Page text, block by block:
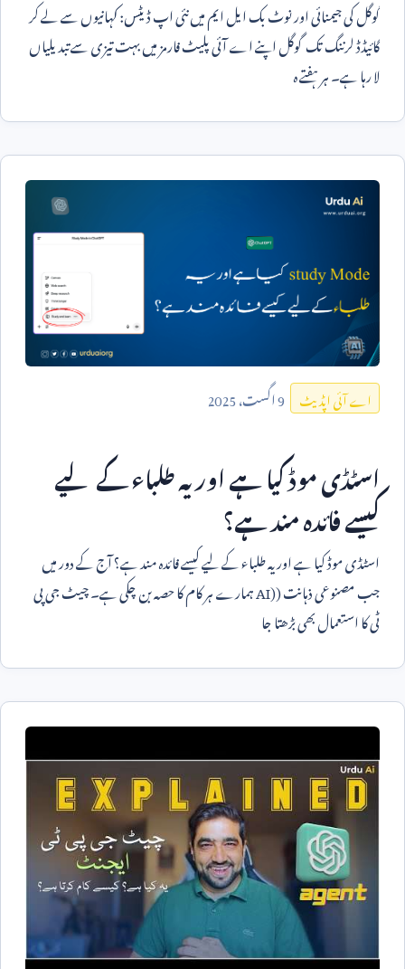
گوگل کی جیمنائی اور نوٹ بک ایل ایم میں نئی اپ ڈیٹس: کہانیوں سے لے کر
گائیڈڈ لرننگ تک گوگل اپنے اے آئی پلیٹ فارمز میں بہت تیزی سے تبدیلیاں
لا رہا ہے۔ ہر ہفتے ہ
اے آئی اپڈیٹ 9اگست،2025
اسٹڈی موڈ کیا ہے اور یہ طلباء کے لیے
کیسے فائدہ مند ہے؟
اسٹڈی موڈ کیا ہے اور یہ طلباء کے لیے کیسے فائدہ مند ہے؟ آج کے دور میں
جب مصنوعی ذہانت (AI)ہمارے ہر کام کا حصہ بن چکی ہے۔ چیٹ جی پی
ٹی کا استعمال بھی بڑھتا جا